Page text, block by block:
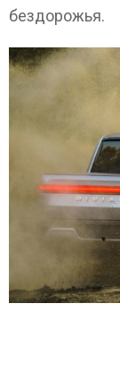
бездорожья.